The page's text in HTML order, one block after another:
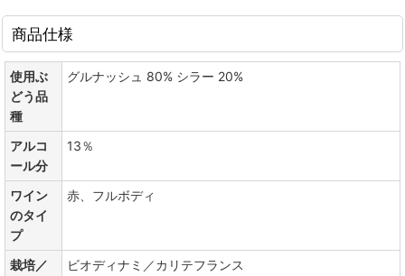
商品仕様
使用ぶ
どう品
種
グルナッシュ 80% シラー 20%
アルコ
ール分
13％
ワイン
のタイ
プ
赤、フルボディ
栽培／
ビオディナミ／カリテフランス